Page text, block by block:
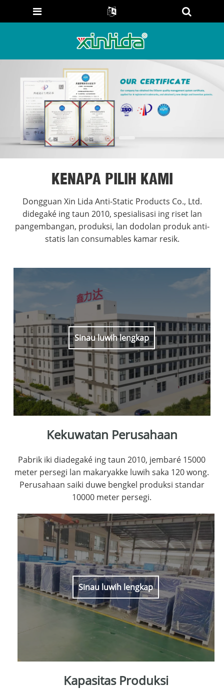
KENAPA PILIH KAMI
Dongguan Xin Lida Anti-Static Products Co., Ltd.
didegaké ing taun 2010, spesialisasi ing riset lan
pangembangan, produksi, lan dodolan produk anti-
statis lan consumables kamar resik.
Sinau luwih lengkap
Kekuwatan Perusahaan
Pabrik iki diadegaké ing taun 2010, jembaré 15000
meter persegi lan makaryakke luwih saka 120 wong.
Perusahaan saiki duwe bengkel produksi standar
10000 meter persegi.
Sinau luwih lengkap
Kapasitas Produksi